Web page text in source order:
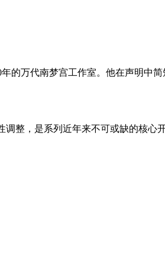
的万代南梦宫工作室。他在声明中简
整，是系列近年来不可或缺的核心